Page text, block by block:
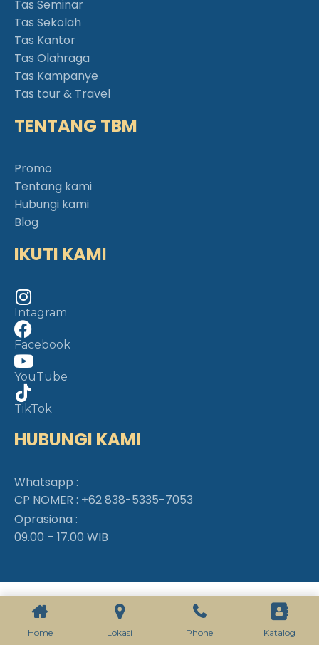
Tas Seminar
Tas Sekolah
Tas Kantor
Tas Olahraga
Tas Kampanye
Tas tour & Travel
TENTANG TBM
Promo
Tentang kami
Hubungi kami
Blog
IKUTI KAMI
Intagram
Facebook
YouTube
TikTok
HUBUNGI KAMI
Whatsapp :
CP NOMER : +62 838-5335-7053
Oprasiona :
09.00 – 17.00 WIB
Home Lokasi Phone Katalog